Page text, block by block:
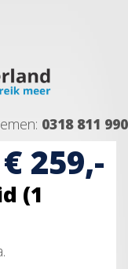
0318 811 990
€ 259,-
(1